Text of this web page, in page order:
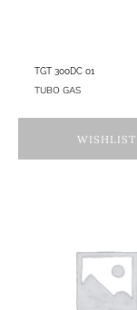
TGT 300DC 01
TUBO GAS
WISHLIST